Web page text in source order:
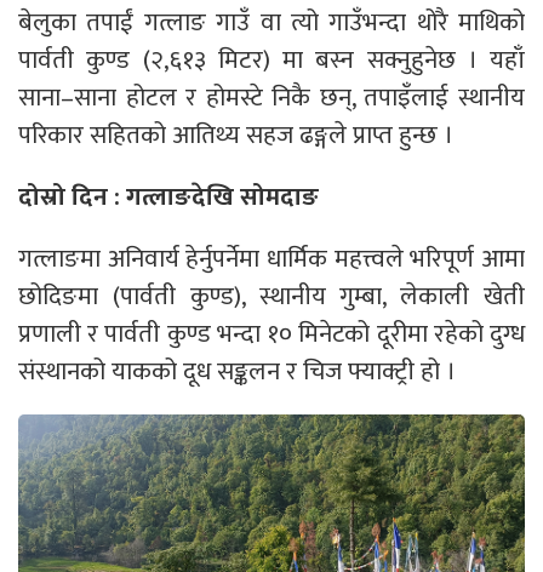
बेलुका तपाईं गत्लाङ गाउँ वा त्यो गाउँभन्दा थोरै माथिको
पार्वती कुण्ड (२,६१३ मिटर) मा बस्न सक्नुहुनेछ । यहाँ
साना–साना होटल र होमस्टे निकै छन्, तपाइँलाई स्थानीय
परिकार सहितको आतिथ्य सहज ढङ्गले प्राप्त हुन्छ ।
दोस्रो दिन : गत्लाङदेखि सोमदाङ
गत्लाङमा अनिवार्य हेर्नुपर्नेमा धार्मिक महत्त्वले भरिपूर्ण आमा
छोदिङमा (पार्वती कुण्ड), स्थानीय गुम्बा, लेकाली खेती
प्रणाली र पार्वती कुण्ड भन्दा १० मिनेटको दूरीमा रहेको दुग्ध
संस्थानको याकको दूध सङ्कलन र चिज फ्याक्ट्री हो ।